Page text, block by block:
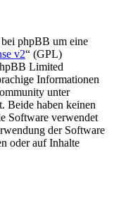
phpBB um eine
v2“ (GPL)
Limited
Informationen
unter
Beide haben keinen
Software verwendet
der Software
oder auf Inhalte